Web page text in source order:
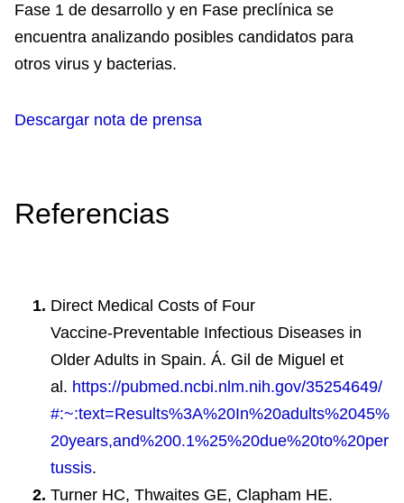
Fase 1 de desarrollo y en Fase preclínica se
encuentra analizando posibles candidatos para
otros virus y bacterias.
Descargar nota de prensa
Referencias
Direct Medical Costs of Four
Vaccine‑Preventable Infectious Diseases in
Older Adults in Spain. Á. Gil de Miguel et
al. https://pubmed.ncbi.nlm.nih.gov/35254649/
#:~:text=Results%3A%20In%20adults%2045%
20years,and%200.1%25%20due%20to%20per
tussis.
Turner HC, Thwaites GE, Clapham HE.